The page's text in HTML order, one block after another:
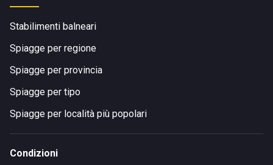
Stabilimenti balneari
Spiagge per regione
Spiagge per provincia
Spiagge per tipo
Spiagge per località più popolari
Condizioni